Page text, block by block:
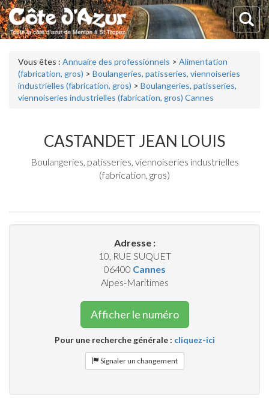
Vous êtes : Annuaire des professionnels > Alimentation
(fabrication, gros) > Boulangeries, patisseries, viennoiseries
industrielles (fabrication, gros) > Boulangeries, patisseries,
viennoiseries industrielles (fabrication, gros) Cannes
CASTANDET JEAN LOUIS
Boulangeries, patisseries, viennoiseries industrielles
(fabrication, gros)
Adresse :
10, RUE SUQUET
06400 Cannes
Alpes-Maritimes
Afficher le numéro
Pour une recherche générale : cliquez-ici
Signaler un changement